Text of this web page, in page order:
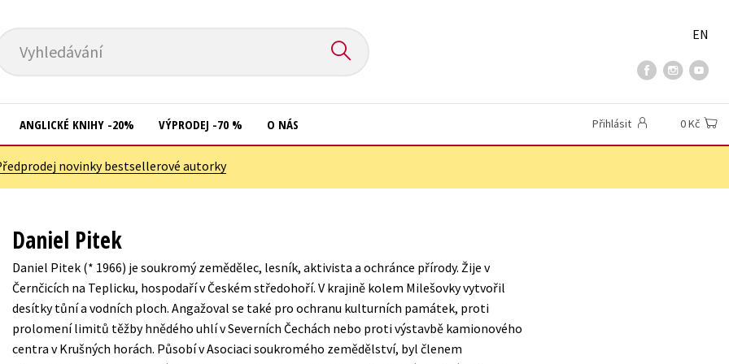
Vyhledávání
EN
New Adult
Ostatní
Počítače
Učebnice
Umění a kultura
Výchova a pedagogika
ANGLICKÉ KNIHY -20% VÝPRODEJ -70 % O NÁS Přihlásit 0 Kč
novinky bestsellerové autorky
Daniel Pitek
Daniel Pitek (* 1966) je soukromý zemědělec, lesník, aktivista a ochránce přírody. Žije v
Černčicích na Teplicku, hospodaří v Českém středohoří. V krajině kolem Milešovky vytvořil
desítky tůní a vodních ploch. Angažoval se také pro ochranu kulturních památek, proti
prolomení limitů těžby hnědého uhlí v Severních Čechách nebo proti výstavbě kamionového
centra v Krušných horách. Působí v Asociaci soukromého zemědělství, byl členem